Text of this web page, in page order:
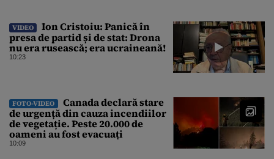
VIDEO
Ion Cristoiu: Panică în
presa de partid și de stat: Drona
nu era rusească; era ucraineană!
10:23
FOTO-VIDEO
Canada declară stare
de urgență din cauza incendiilor
de vegetație. Peste 20.000 de
oameni au fost evacuați
10:09